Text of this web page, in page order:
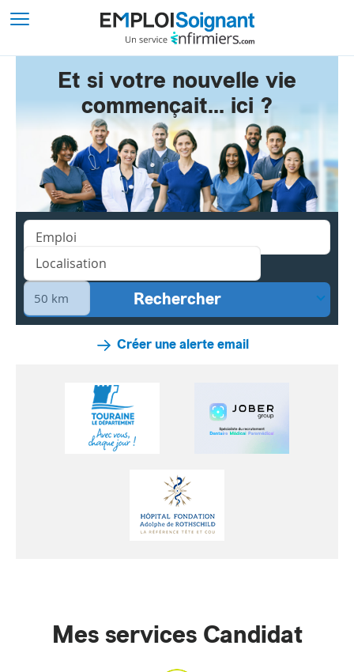
Et si votre nouvelle vie
commençait... ici ?
Créer une alerte email
Mes services Candidat